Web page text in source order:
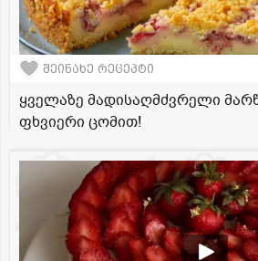
შეინახე რეცეპტი
ყველაზე მადისაღმძვრელი
ფხვიერი ცომით!